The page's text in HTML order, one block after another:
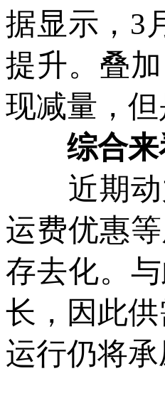
据显示，3
提升。叠
现减量，
综合来
近期动力
运费优惠
存去化。
长，因此
运行仍将